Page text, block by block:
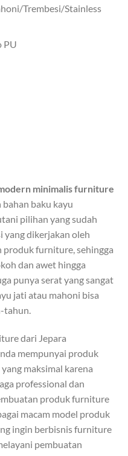
Trembesi/Stainless
PU
minimalis furniture
baku kayu
pilihan yang sudah
dikerjakan oleh
produk furniture, sehingga
dan awet hingga
punya serat yang sangat
jati atau mahoni bisa
tahun.
dari Jepara
mempunyai produk
maksimal karena
professional dan
produk furniture
macam model produk
ingin berbisnis furniture
pembuatan